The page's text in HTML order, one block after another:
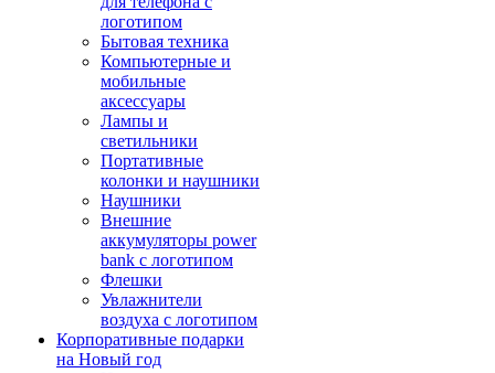
логотипом
Бытовая техника
Компьютерные и
мобильные
аксессуары
Лампы и
светильники
Портативные
колонки и наушники
Наушники
Внешние
аккумуляторы power
bank с логотипом
Флешки
Увлажнители
воздуха с логотипом
Корпоративные подарки
на Новый год